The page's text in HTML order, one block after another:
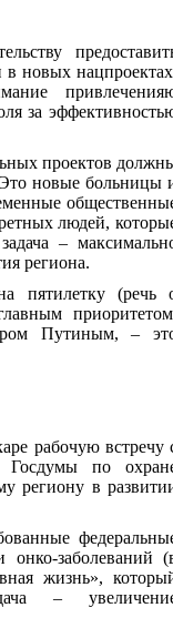
новых
за
проектов
новые больницы
людей,
–
региона.
пятилетку (речь
Путиным, –
рабочую встречу
Госдумы по
региону в
заболеваний
жизнь»,
–